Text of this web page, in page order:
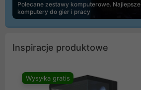
Polecane zestawy komputerowe. Najlepsze
komputery do gier i pracy
Inspiracje produktowe
Wysyłka gratis